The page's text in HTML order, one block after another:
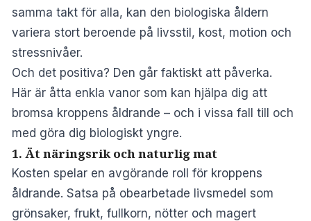
samma takt för alla, kan den biologiska åldern
variera stort beroende på livsstil, kost, motion och
stressnivåer.
Och det positiva? Den går faktiskt att påverka.
Här är åtta enkla vanor som kan hjälpa dig att
bromsa kroppens åldrande – och i vissa fall till och
med göra dig biologiskt yngre.
1. Ät näringsrik och naturlig mat
Kosten spelar en avgörande roll för kroppens
åldrande. Satsa på obearbetade livsmedel som
grönsaker, frukt, fullkorn, nötter och magert